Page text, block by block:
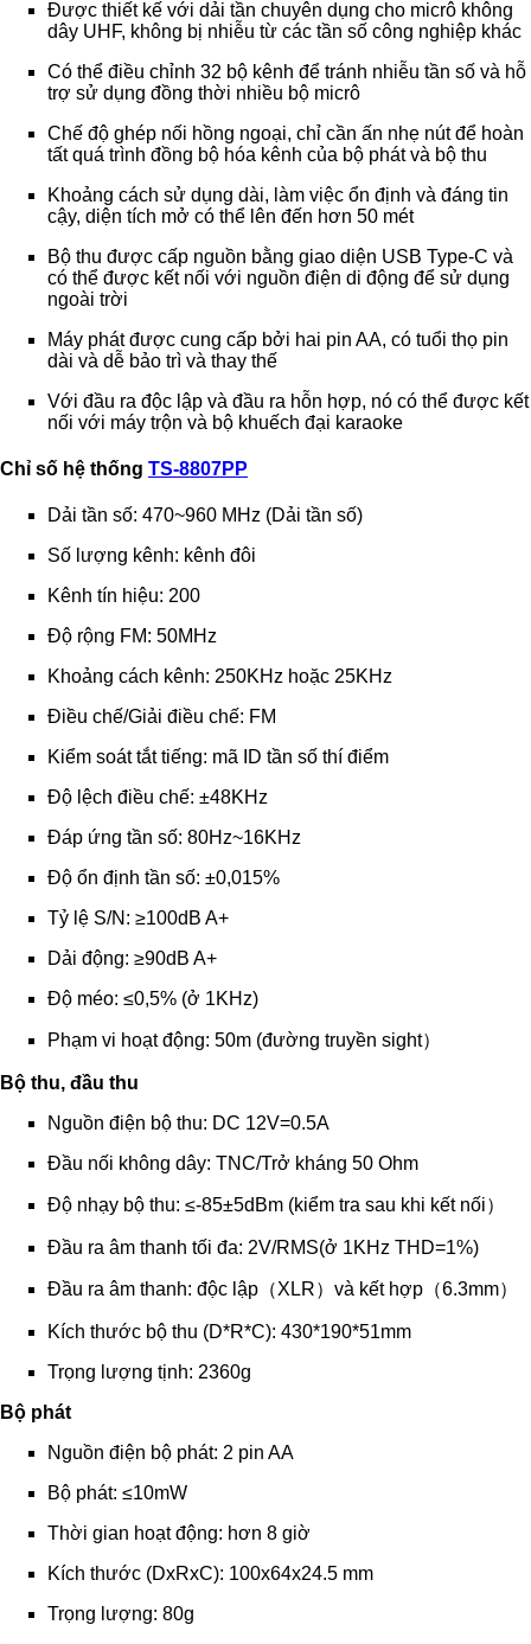
Được thiết kế với dải tần chuyên dụng cho micrô không
dây UHF, không bị nhiễu từ các tần số công nghiệp khác
Có thể điều chỉnh 32 bộ kênh để tránh nhiễu tần số và hỗ
trợ sử dụng đồng thời nhiều bộ micrô
Chế độ ghép nối hồng ngoại, chỉ cần ấn nhẹ nút để hoàn
tất quá trình đồng bộ hóa kênh của bộ phát và bộ thu
Khoảng cách sử dụng dài, làm việc ổn định và đáng tin
cậy, diện tích mở có thể lên đến hơn 50 mét
Bộ thu được cấp nguồn bằng giao diện USB Type-C và
có thể được kết nối với nguồn điện di động để sử dụng
ngoài trời
Máy phát được cung cấp bởi hai pin AA, có tuổi thọ pin
dài và dễ bảo trì và thay thế
Với đầu ra độc lập và đầu ra hỗn hợp, nó có thể được kết
nối với máy trộn và bộ khuếch đại karaoke
Chỉ số hệ thống TS-8807PP
Dải tần số: 470~960 MHz (Dải tần số)
Số lượng kênh: kênh đôi
Kênh tín hiệu: 200
Độ rộng FM: 50MHz
Khoảng cách kênh: 250KHz hoặc 25KHz
Điều chế/Giải điều chế: FM
Kiểm soát tắt tiếng: mã ID tần số thí điểm
Độ lệch điều chế: ±48KHz
Đáp ứng tần số: 80Hz~16KHz
Độ ổn định tần số: ±0,015%
Tỷ lệ S/N: ≥100dB A+
Dải động: ≥90dB A+
Độ méo: ≤0,5% (ở 1KHz)
Phạm vi hoạt động: 50m (đường truyền sight）
Bộ thu, đầu thu
Nguồn điện bộ thu: DC 12V=0.5A
Đầu nối không dây: TNC/Trở kháng 50 Ohm
Độ nhạy bộ thu: ≤-85±5dBm (kiểm tra sau khi kết nối）
Đầu ra âm thanh tối đa: 2V/RMS(ở 1KHz THD=1%)
Đầu ra âm thanh: độc lập（XLR）và kết hợp（6.3mm）
Kích thước bộ thu (D*R*C): 430*190*51mm
Trọng lượng tịnh: 2360g
Bộ phát
Nguồn điện bộ phát: 2 pin AA
Bộ phát: ≤10mW
Thời gian hoạt động: hơn 8 giờ
Kích thước (DxRxC): 100x64x24.5 mm
Trọng lượng: 80g